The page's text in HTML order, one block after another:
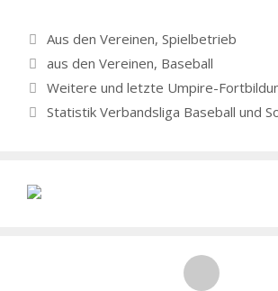
Kategorien
Aus den Vereinen, Spielbetrieb
Schlagwörter
aus den Vereinen, Baseball
Weitere und letzte Umpire-
Statistik Verbandsliga Baseball und